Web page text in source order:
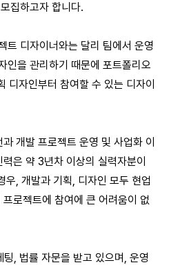
집하고자 합니다.
트 디자이너와는 달리 팀에서 운영
인을 관리하기 때문에 포트폴리오
디자인부터 참여할 수 있는 디자이
개발 프로젝트 운영 및 사업화 이
은 약 3년차 이상의 실력자분이
우, 개발과 기획, 디자인 모두 현업
로젝트에 참여에 큰 어려움이 없
, 법률 자문을 받고 있으며, 운영